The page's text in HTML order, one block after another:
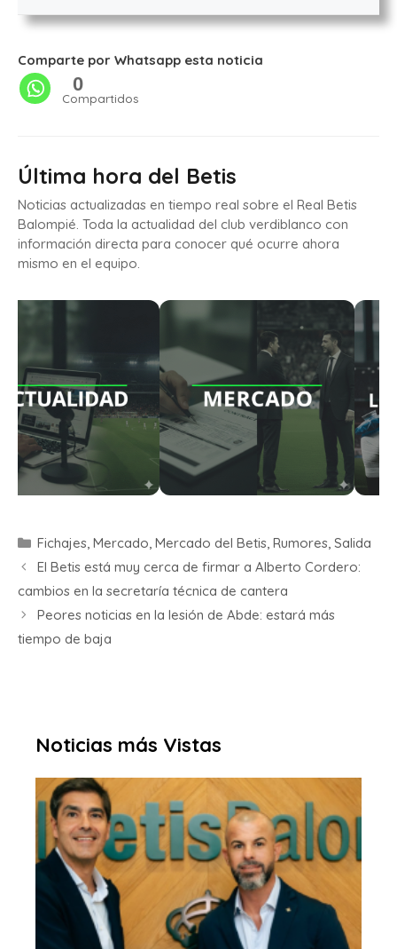
Comparte por Whatsapp esta noticia
0
Compartidos
Última hora del Betis
Noticias actualizadas en tiempo real sobre el Real Betis
Balompié. Toda la actualidad del club verdiblanco con
información directa para conocer qué ocurre ahora
mismo en el equipo.
Fichajes, Mercado, Mercado del Betis, Rumores, Salida
El Betis está muy cerca de firmar a Alberto Cordero:
cambios en la secretaría técnica de cantera
Peores noticias en la lesión de Abde: estará más
tiempo de baja
Noticias más Vistas